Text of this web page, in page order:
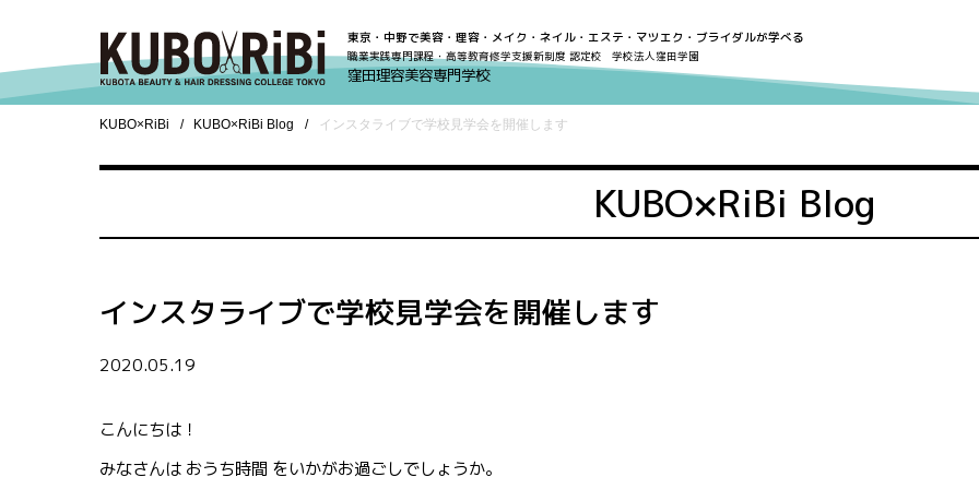
東京・中野で美容・理容・メイク・ネイル・エステ・マツエク・ブライダルが学べる
職業実践専門課程・高等教育修学支援新制度 認定校 学校法人窪田学園
窪田理容美容専門学校
KUBO×RiBi KUBO×RiBi Blog インスタライブで学校見学会を開催します
KUBO×RiBi Blog
インスタライブで学校見学会を開催します
2020.05.19
こんにちは！
みなさんは おうち時間 をいかがお過ごしでしょうか。